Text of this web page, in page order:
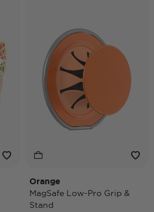
Orange
MagSafe Low-Pro Grip &
Stand